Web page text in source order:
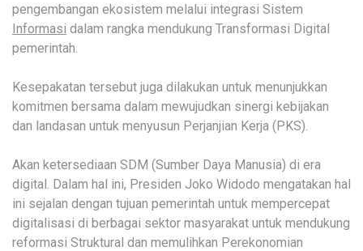
pengembangan ekosistem melalui integrasi Sistem
Informasi dalam rangka mendukung Transformasi Digital
pemerintah.
Kesepakatan tersebut juga dilakukan untuk menunjukkan
komitmen bersama dalam mewujudkan sinergi kebijakan
dan landasan untuk menyusun Perjanjian Kerja (PKS).
Akan ketersediaan SDM (Sumber Daya Manusia) di era
digital. Dalam hal ini, Presiden Joko Widodo mengatakan hal
ini sejalan dengan tujuan pemerintah untuk mempercepat
digitalisasi di berbagai sektor masyarakat untuk mendukung
reformasi Struktural dan memulihkan Perekonomian